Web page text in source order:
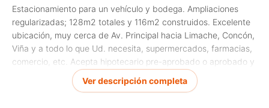
Estacionamiento para un vehículo y bodega. Ampliaciones
regularizadas; 128m2 totales y 116m2 construidos. Excelente
ubicación, muy cerca de Av. Principal hacia Limache, Concón,
Viña y a todo lo que Ud. necesita, supermercados, farmacias,
comercio, etc. Acepta hipotecario pre-aprobado o aprobado y
contado. Agendar visita. Considerar comisión corredora.
Ver descripción completa